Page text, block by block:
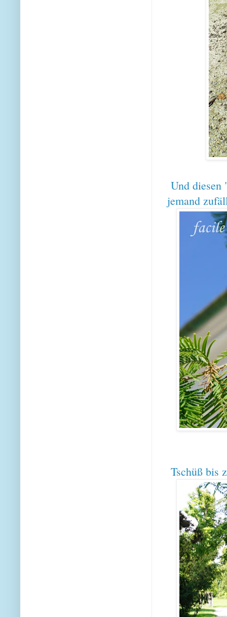
Und diesen
jemand
Tschüß bis